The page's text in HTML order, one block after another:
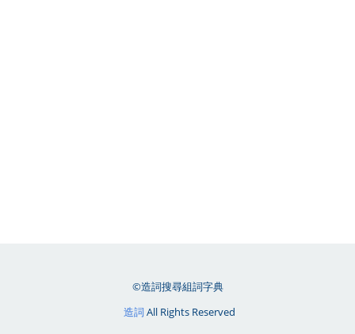
©造詞搜尋組詞字典
造詞 All Rights Reserved